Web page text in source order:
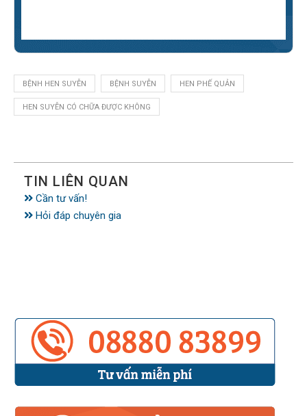
BỆNH HEN SUYỄN BỆNH SUYỄN HEN PHẾ QUẢN
HEN SUYỄN CÓ CHỮA ĐƯỢC KHÔNG
TIN LIÊN QUAN
Cần tư vấn!
Hỏi đáp chuyên gia